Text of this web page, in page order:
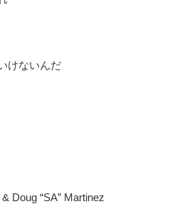
けないんだ
Doug “SA” Martinez